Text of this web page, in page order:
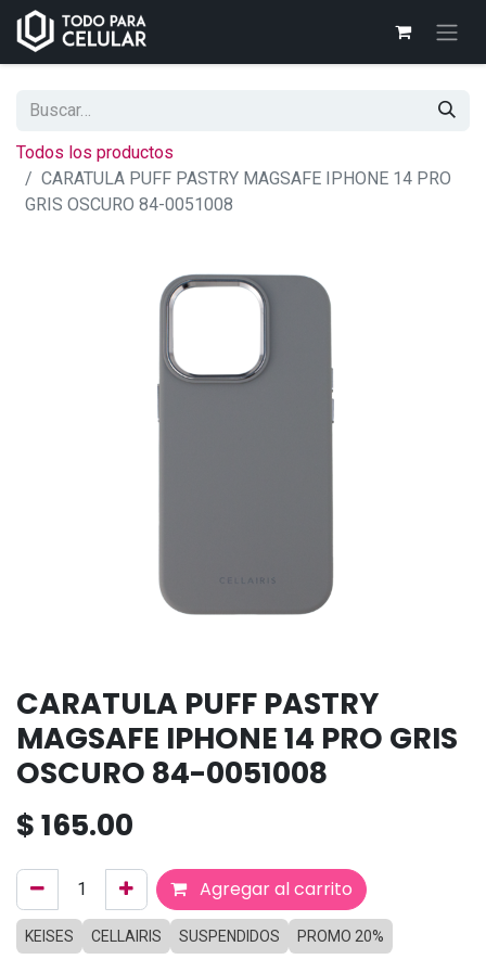
Todos los productos
CARATULA PUFF PASTRY MAGSAFE IPHONE 14 PRO
GRIS OSCURO 84-0051008
CARATULA PUFF PASTRY
MAGSAFE IPHONE 14 PRO GRIS
OSCURO 84-0051008
$165.00
Agregar al carrito
KEISES CELLAIRIS SUSPENDIDOS PROMO 20%